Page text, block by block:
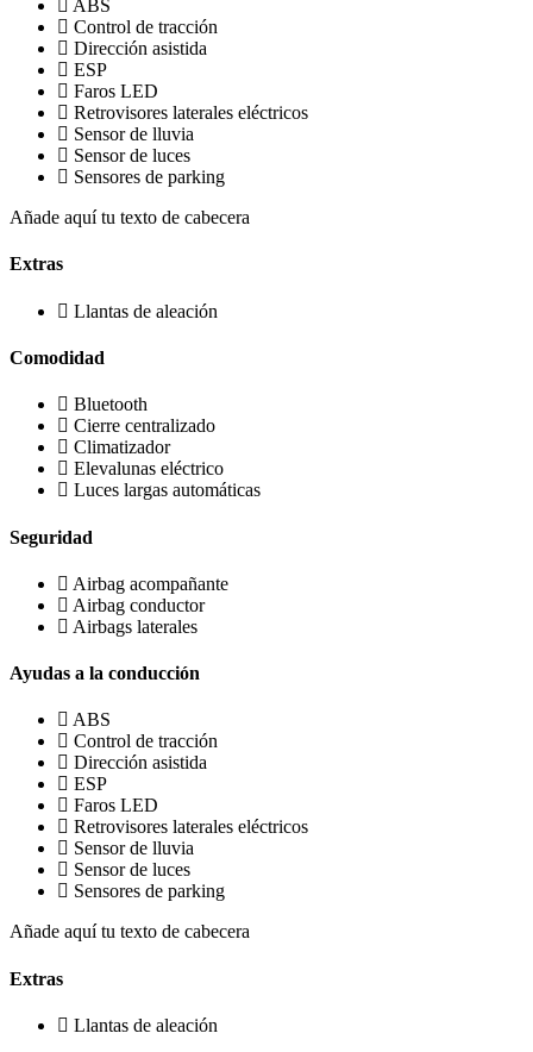
ABS
Control de tracción
Dirección asistida
ESP
Faros LED
Retrovisores laterales eléctricos
Sensor de lluvia
Sensor de luces
Sensores de parking
Añade aquí tu texto de cabecera
Extras
Llantas de aleación
Comodidad
Bluetooth
Cierre centralizado
Climatizador
Elevalunas eléctrico
Luces largas automáticas
Seguridad
Airbag acompañante
Airbag conductor
Airbags laterales
Ayudas a la conducción
ABS
Control de tracción
Dirección asistida
ESP
Faros LED
Retrovisores laterales eléctricos
Sensor de lluvia
Sensor de luces
Sensores de parking
Añade aquí tu texto de cabecera
Extras
Llantas de aleación